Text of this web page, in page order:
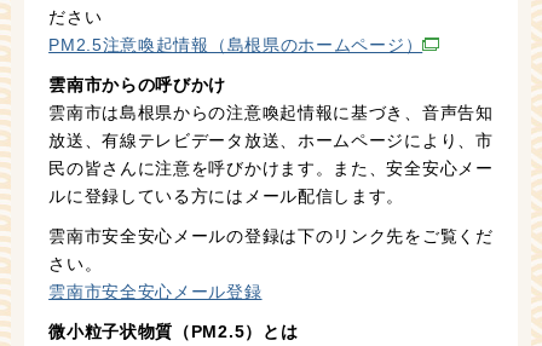
ださい
PM2.5注意喚起情報（島根県のホームページ）
雲南市からの呼びかけ
雲南市は島根県からの注意喚起情報に基づき、音声告知
放送、有線テレビデータ放送、ホームページにより、市
民の皆さんに注意を呼びかけます。また、安全安心メー
ルに登録している方にはメール配信します。
雲南市安全安心メールの登録は下のリンク先をご覧くだ
さい。
雲南市安全安心メール登録
微小粒子状物質（PM2.5）とは